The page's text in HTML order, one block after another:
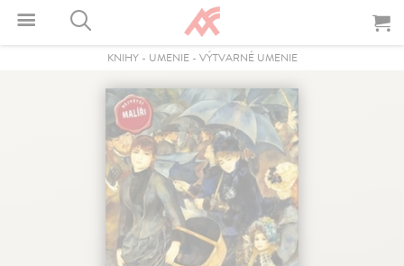
KNIHY- UMENIE- VÝTVARNÉ UMENIE